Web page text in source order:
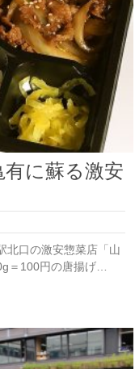
に蘇る激安
北口の激安惣菜店「山
100円の唐揚げ…